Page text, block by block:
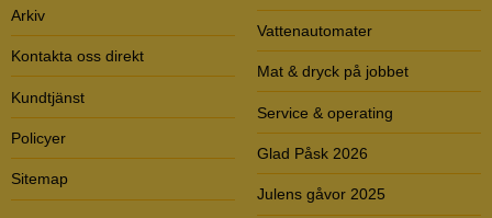
Arkiv
Kontakta oss direkt
Kundtjänst
Policyer
Sitemap
Vattenautomater
Mat & dryck på jobbet
Service & operating
Glad Påsk 2026
Julens gåvor 2025